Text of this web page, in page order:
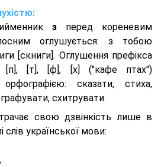
з перед кореневим
оглушується: з тобою
[скниги]. Оглушення префікса
[т], [ф], [х] ("кафе птах")
орфографією: сказати, стиха,
схитрувати.
свою дзвінкість лише в
слів української мови: